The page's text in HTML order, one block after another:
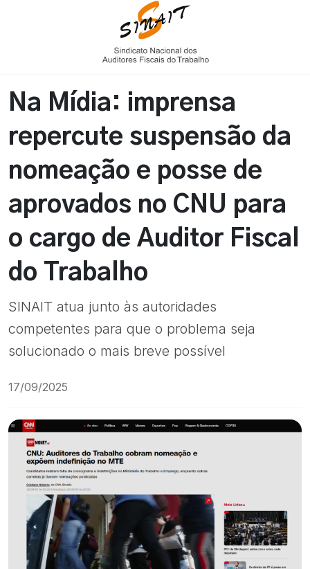
Na Mídia: imprensa
repercute suspensão da
nomeação e posse de
aprovados no CNU para
o cargo de Auditor Fiscal
do Trabalho
SINAIT atua junto às autoridades
competentes para que o problema seja
solucionado o mais breve possível
17/09/2025